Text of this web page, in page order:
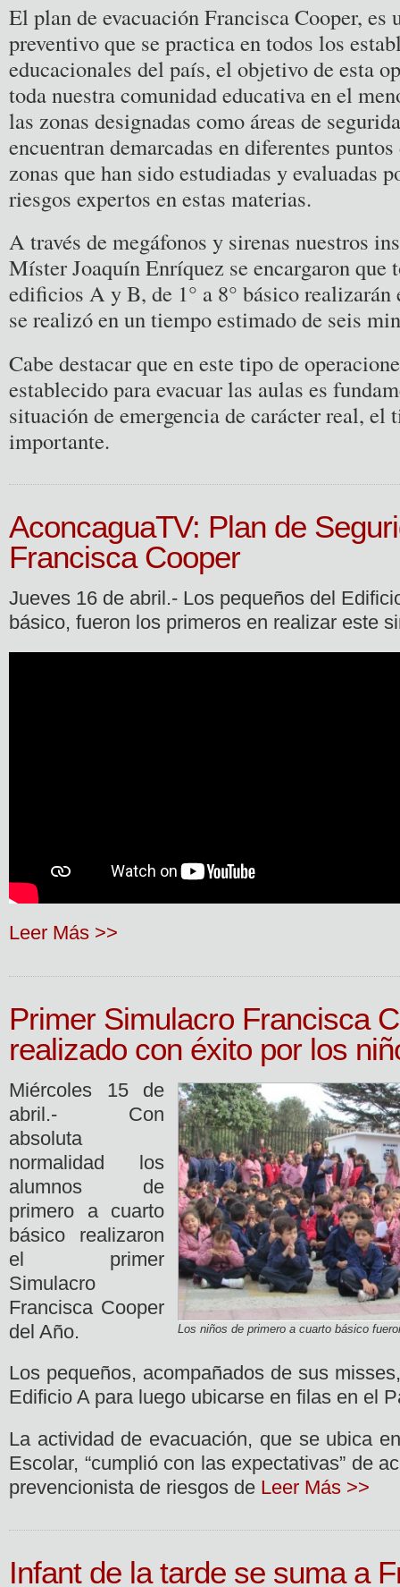
El plan de evacuación Francisca Cooper, es
preventivo que se practica en todos los
educacionales del país, el objetivo de esta
toda nuestra comunidad educativa en el
las zonas designadas como áreas de
encuentran demarcadas en diferentes
zonas que han sido estudiadas y evaluadas
riesgos expertos en estas materias.
A través de megáfonos y sirenas nuestros
Míster Joaquín Enríquez se encargaron que
edificios A y B, de 1° a 8° básico realizarán
se realizó en un tiempo estimado de seis
Cabe destacar que en este tipo de
establecido para evacuar las aulas es
situación de emergencia de carácter real, el
importante.
AconcaguaTV: Plan de
Francisca Cooper
Jueves 16 de abril.- Los pequeños del
básico, fueron los primeros en realizar este
Leer Más >>
Primer Simulacro Francisca
realizado con éxito por los
Los niños de primero a cuarto básico
Miércoles 15 de
abril.- Con
absoluta
normalidad los
alumnos de
primero a cuarto
básico realizaron
el primer
Simulacro
Francisca Cooper
del Año.
Los pequeños, acompañados de sus
Edificio A para luego ubicarse en filas en el
La actividad de evacuación, que se ubica
Escolar, “cumplió con las expectativas” de
prevencionista de riesgos de Leer Más >>
Infant de la tarde se suma a